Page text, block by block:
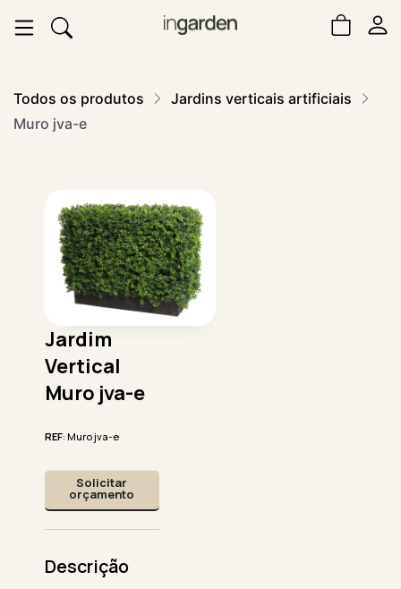
Todos os produtos
Jardins verticais artificiais
Muro jva-e
Jardim
Vertical
Muro jva-e
REF: Muro jva-e
Solicitar
orçamento
Descrição